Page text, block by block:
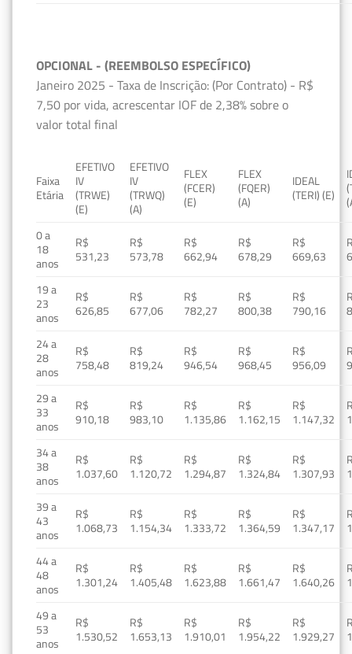
OPCIONAL - (REEMBOLSO ESPECÍFICO)
Janeiro 2025 - Taxa de Inscrição: (Por Contrato) - R$
7,50 por vida, acrescentar IOF de 2,38% sobre o
valor total final
Faixa
Etária
EFETIVO
IV
(TRWE)
(E)
EFETIVO
IV
(TRWQ)
(A)
FLEX
(FCER)
(E)
FLEX
(FQER)
(A)
IDEAL
(TERI) (E)
0 a
18
anos
R$
531,23
R$
573,78
R$
662,94
R$
678,29
R$
669,63
19 a
23
anos
R$
626,85
R$
677,06
R$
782,27
R$
800,38
R$
790,16
24 a
28
anos
R$
758,48
R$
819,24
R$
946,54
R$
968,45
R$
956,09
29 a
33
anos
R$
910,18
R$
983,10
R$
1.135,86
R$
1.162,15
R$
1.147,32
34 a
38
anos
R$
1.037,60
R$
1.120,72
R$
1.294,87
R$
1.324,84
R$
1.307,93
39 a
43
anos
R$
1.068,73
R$
1.154,34
R$
1.333,72
R$
1.364,59
R$
1.347,17
44 a
48
anos
R$
1.301,24
R$
1.405,48
R$
1.623,88
R$
1.661,47
R$
1.640,26
49 a
53
anos
R$
1.530,52
R$
1.653,13
R$
1.910,01
R$
1.954,22
R$
1.929,27